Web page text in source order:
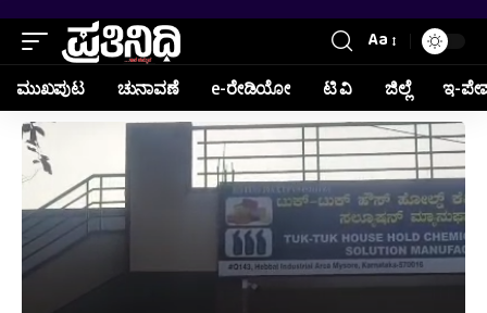
Aa
ಮುಖಪುಟ ಚುನಾವಣೆ e-ರೇಡಿಯೋ ಟಿ ವಿ ಜಿಲ್ಲೆ ಇ-